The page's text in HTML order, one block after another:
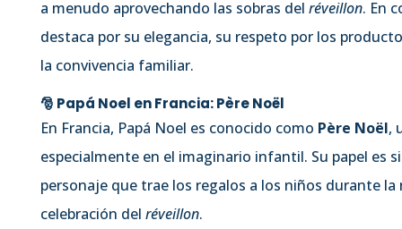
a menudo aprovechando las sobras del réveillon. En
destaca por su elegancia, su respeto por los
la convivencia familiar.
🎅 Papá Noel en Francia: Père Noël
En Francia, Papá Noel es conocido como Père Noël,
especialmente en el imaginario infantil. Su papel es
personaje que trae los regalos a los niños durante
celebración del réveillon.